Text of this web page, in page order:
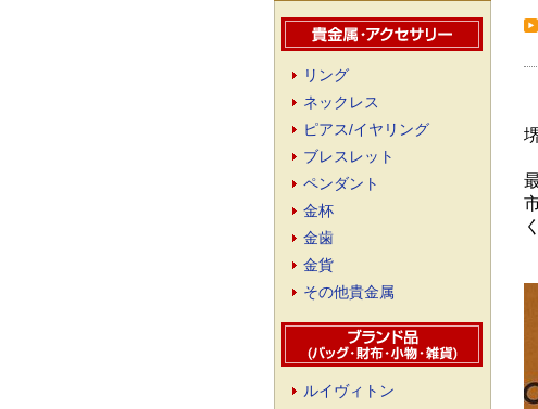
リング
ネックレス
ピアス/イヤリング
ブレスレット
ペンダント
金杯
金歯
金貨
その他貴金属
ルイヴィトン